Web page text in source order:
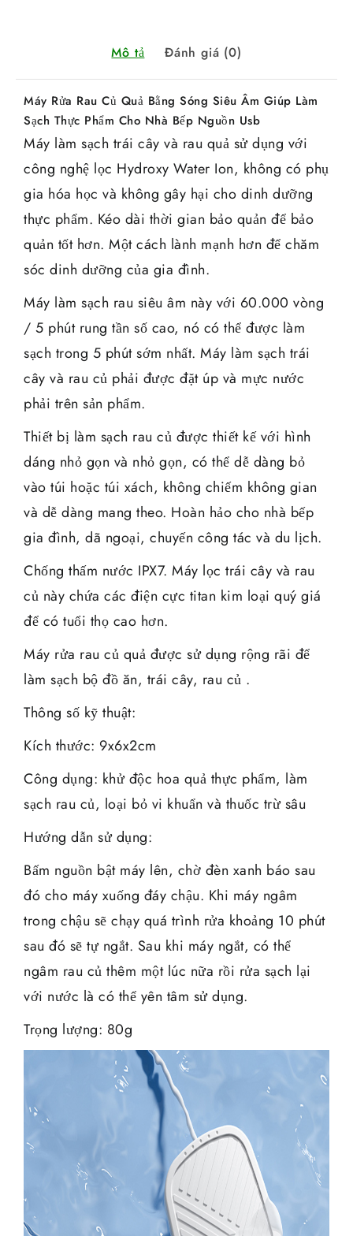
Mô tả Đánh giá (0)
Máy Rửa Rau Củ Quả Bằng Sóng Siêu Âm Giúp Làm
Sạch Thực Phẩm Cho Nhà Bếp Nguồn Usb
Máy làm sạch trái cây và rau quả sử dụng với
công nghệ lọc Hydroxy Water Ion, không có phụ
gia hóa học và không gây hại cho dinh dưỡng
thực phẩm. Kéo dài thời gian bảo quản để bảo
quản tốt hơn. Một cách lành mạnh hơn để chăm
sóc dinh dưỡng của gia đình.
Máy làm sạch rau siêu âm này với 60.000 vòng
/ 5 phút rung tần số cao, nó có thể được làm
sạch trong 5 phút sớm nhất. Máy làm sạch trái
cây và rau củ phải được đặt úp và mực nước
phải trên sản phẩm.
Thiết bị làm sạch rau củ được thiết kế với hình
dáng nhỏ gọn và nhỏ gọn, có thể dễ dàng bỏ
vào túi hoặc túi xách, không chiếm không gian
và dễ dàng mang theo. Hoàn hảo cho nhà bếp
gia đình, dã ngoại, chuyến công tác và du lịch.
Chống thấm nước IPX7. Máy lọc trái cây và rau
củ này chứa các điện cực titan kim loại quý giá
để có tuổi thọ cao hơn.
Máy rửa rau củ quả được sử dụng rộng rãi để
làm sạch bộ đồ ăn, trái cây, rau củ .
Thông số kỹ thuật:
Kích thước: 9x6x2cm
Công dụng: khử độc hoa quả thực phẩm, làm
sạch rau củ, loại bỏ vi khuẩn và thuốc trừ sâu
Hướng dẫn sử dụng:
Bấm nguồn bật máy lên, chờ đèn xanh báo sau
đó cho máy xuống đáy chậu. Khi máy ngâm
trong chậu sẽ chạy quá trình rửa khoảng 10 phút
sau đó sẽ tự ngắt. Sau khi máy ngắt, có thể
ngâm rau củ thêm một lúc nữa rồi rửa sạch lại
với nước là có thể yên tâm sử dụng.
Trọng lượng: 80g